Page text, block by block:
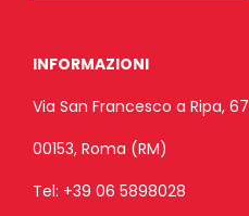
INFORMAZIONI
Via San Francesco a Ripa, 67
00153, Roma (RM)
Tel: +39 06 5898028